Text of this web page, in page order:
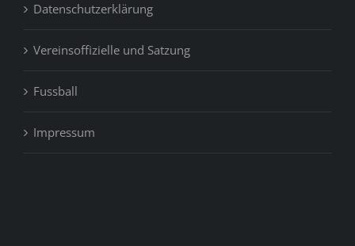
Datenschutzerklärung
Vereinsoffizielle und Satzung
Fussball
Impressum